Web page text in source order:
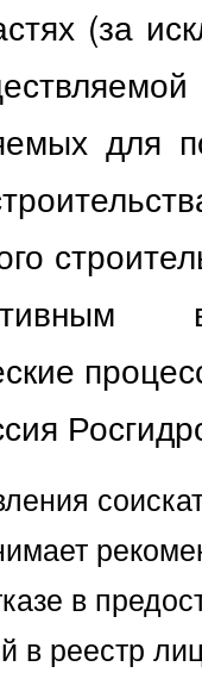
(за
для
в
в реестр